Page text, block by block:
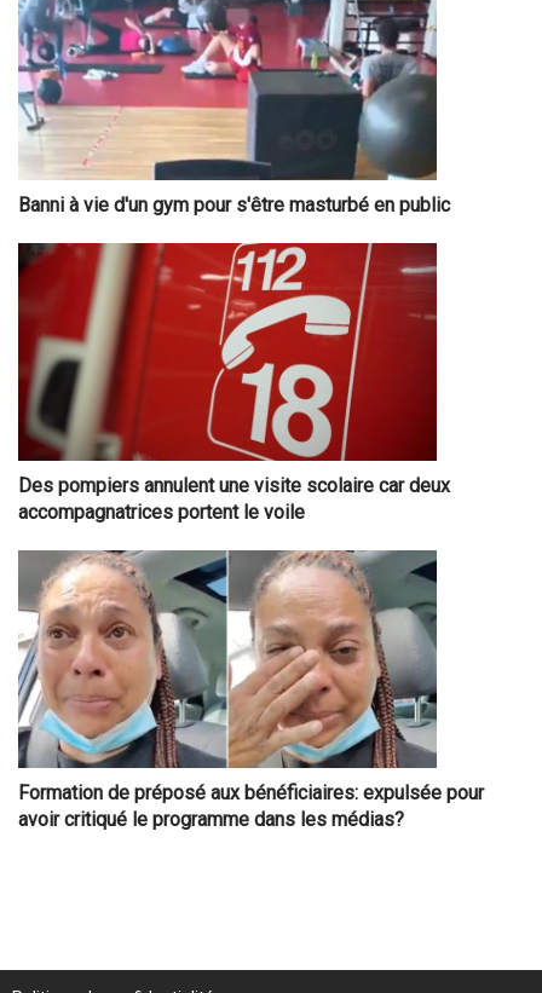
Banni à vie d'un gym pour s'être masturbé en public
Des pompiers annulent une visite scolaire car deux
accompagnatrices portent le voile
Formation de préposé aux bénéficiaires: expulsée pour
avoir critiqué le programme dans les médias?